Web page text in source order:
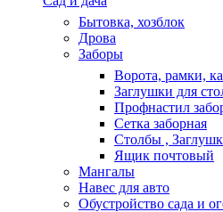
Бытовка, хозблок
Дрова
Заборы
Ворота, рамки,
Заглушки для
Профнастил
Сетка заборная
Столбы ,
Ящик почтовый
Мангалы
Навес для авто
Обустройство сада и